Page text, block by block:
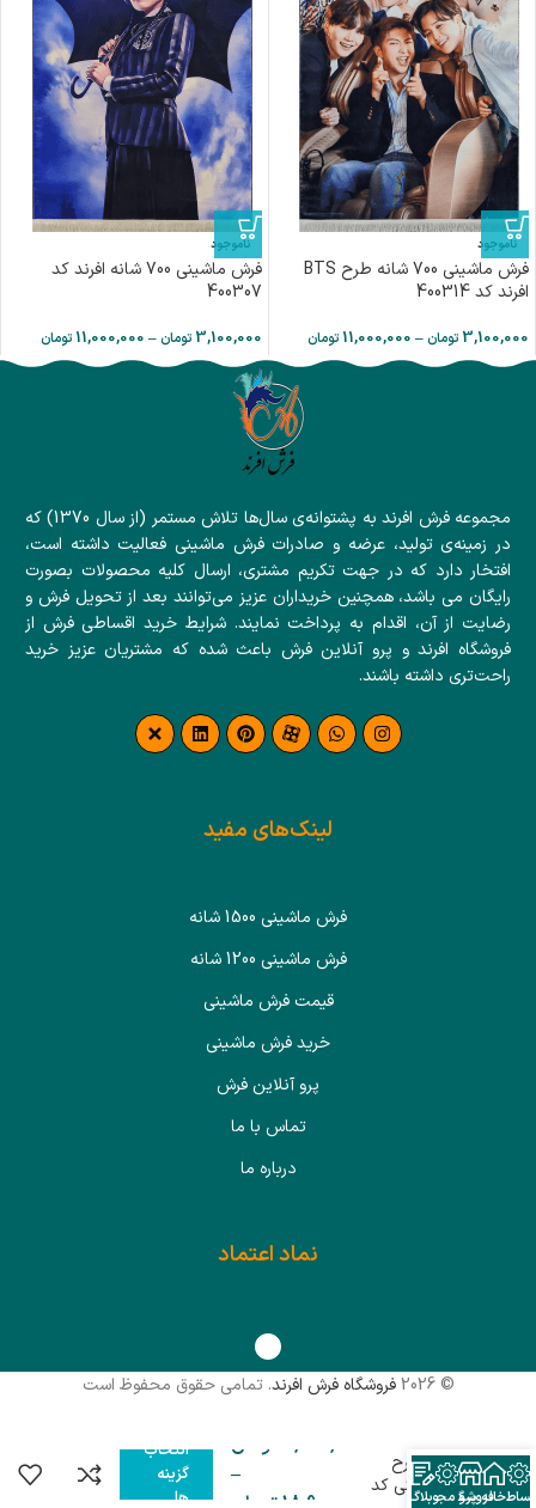
ناموجود
فرش ماشینی 700 شانه طرح BTS
افرند كد 400314
3,100,000 تومان–
11,000,000 تومان
ناموجود
فرش ماشینی 700 شانه افرند كد
400307
3,100,000 تومان–
11,000,000 تومان
مجموعه فرش افرند به پشتوانه‌ی سال‌ها تلاش مستمر (از سال 1370) که
در زمینه‌ی تولید، عرضه و صادرات فرش ماشینی فعالیت داشته است،
افتخار دارد که در جهت تکریم مشتری، ارسال کلیه محصولات بصورت
رایگان می باشد، همچنین خریداران عزیز می‌توانند بعد از تحویل فرش و
رضایت از آن، اقدام به پرداخت نمایند. شرایط خرید اقساطی فرش از
فروشگاه افرند و پرو آنلاین فرش باعث شده که مشتریان عزیز خرید
راحت‌تری داشته باشند.
لینک‌های مفید
فرش ماشینی 1500 شانه
فرش ماشینی 1200 شانه
قیمت فرش ماشینی
خرید فرش ماشینی
پرو آنلاین فرش
تماس با ما
درباره ما
نماد اعتماد
© 2026 فروشگاه فرش افرند. تمامی حقوق محفوظ است
خانهفروشگاه
پرو مجازی
وبلاگ
افرند طرح
قلب رنگی کد
4,800,000
تومان
–
انتخاب
گزینه
ها